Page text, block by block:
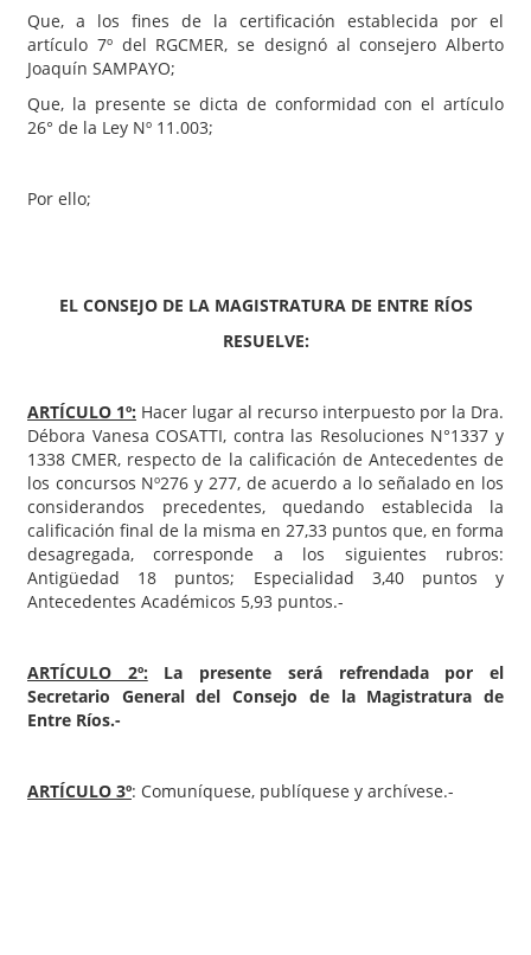
Que, a los fines de la certificación establecida por el
artículo 7º del RGCMER, se designó al consejero Alberto
Joaquín SAMPAYO;
Que, la presente se dicta de conformidad con el artículo
26° de la Ley Nº 11.003;
Por ello;
EL CONSEJO DE LA MAGISTRATURA DE ENTRE RÍOS
RESUELVE:
ARTÍCULO 1º: Hacer lugar al recurso interpuesto por la Dra.
Débora Vanesa COSATTI, contra las Resoluciones N°1337 y
1338 CMER, respecto de la calificación de Antecedentes de
los concursos Nº276 y 277, de acuerdo a lo señalado en los
considerandos precedentes, quedando establecida la
calificación final de la misma en 27,33 puntos que, en forma
desagregada, corresponde a los siguientes rubros:
Antigüedad 18 puntos; Especialidad 3,40 puntos y
Antecedentes Académicos 5,93 puntos.-
ARTÍCULO 2º:
La presente será refrendada por el
Secretario General del Consejo de la Magistratura de
Entre Ríos.-
ARTÍCULO 3º: Comuníquese, publíquese y archívese.-